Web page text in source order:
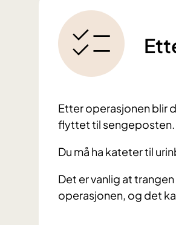
Etter operasjonen blir
flyttet til sengeposten.
Du må ha kateter til
Det er vanlig at
operasjonen, og det